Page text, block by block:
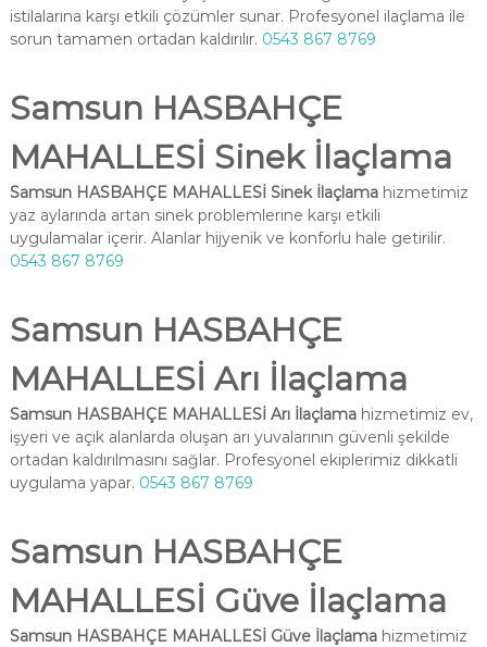
istilalarına karşı etkili çözümler sunar. Profesyonel ilaçlama ile
sorun tamamen ortadan kaldırılır. 0543 867 8769
Samsun HASBAHÇE
MAHALLESİ Sinek İlaçlama
Samsun HASBAHÇE MAHALLESİ Sinek İlaçlamahizmetimiz
yaz aylarında artan sinek problemlerine karşı etkili
uygulamalar içerir. Alanlar hijyenik ve konforlu hale getirilir.
0543 867 8769
Samsun HASBAHÇE
MAHALLESİ Arı İlaçlama
Samsun HASBAHÇE MAHALLESİ Arı İlaçlamahizmetimiz ev,
işyeri ve açık alanlarda oluşan arı yuvalarının güvenli şekilde
ortadan kaldırılmasını sağlar. Profesyonel ekiplerimiz dikkatli
uygulama yapar. 0543 867 8769
Samsun HASBAHÇE
MAHALLESİ Güve İlaçlama
Samsun HASBAHÇE MAHALLESİ Güve İlaçlamahizmetimiz